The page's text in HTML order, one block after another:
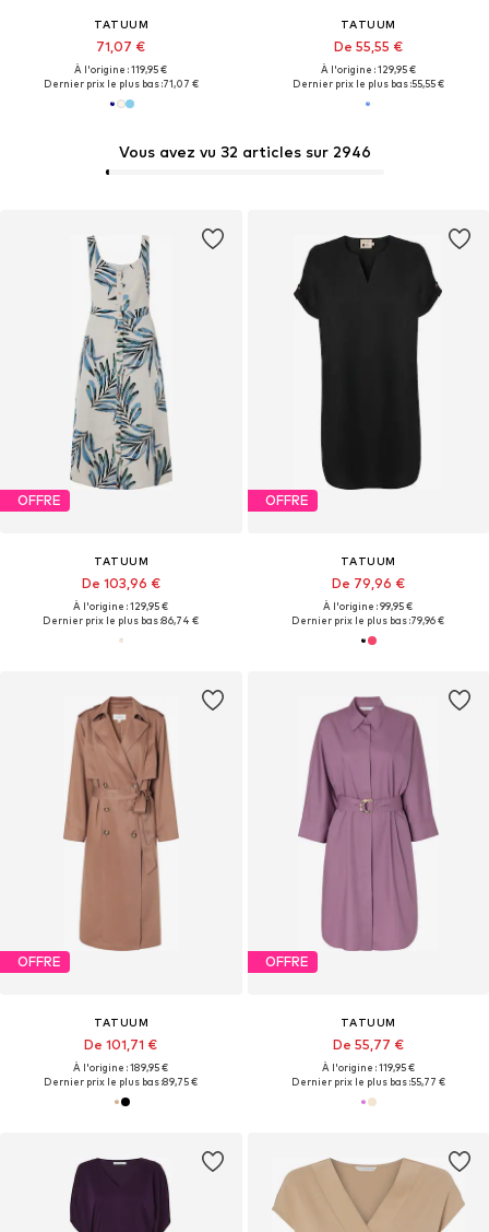
Vous avez vu 32 articles sur 2946
TATUUM
71,07 €
À l'origine : 119,95 €
Dernier prix le plus bas :71,07 €
TATUUM
De 55,55 €
À l'origine : 129,95 €
Dernier prix le plus bas :55,55 €
OFFRE
TATUUM
De 103,96 €
À l'origine : 129,95 €
Dernier prix le plus bas :86,74 €
OFFRE
TATUUM
De 79,96 €
À l'origine : 99,95 €
Dernier prix le plus bas :79,96 €
OFFRE
TATUUM
De 101,71 €
À l'origine : 189,95 €
Dernier prix le plus bas :89,75 €
OFFRE
TATUUM
De 55,77 €
À l'origine : 119,95 €
Dernier prix le plus bas :55,77 €